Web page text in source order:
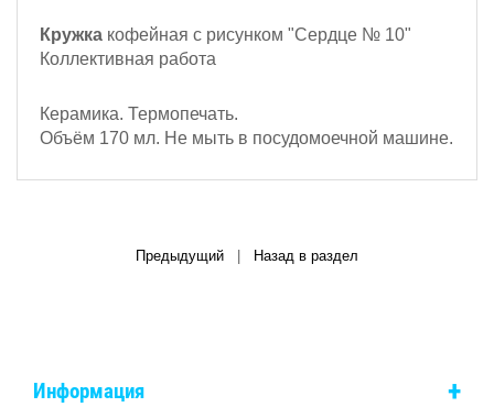
Кружка кофейная с рисунком "Сердце № 10"
Коллективная работа
Керамика. Термопечать.
Объём 170 мл. Не мыть в посудомоечной машине.
Предыдущий Назад в раздел
Информация +